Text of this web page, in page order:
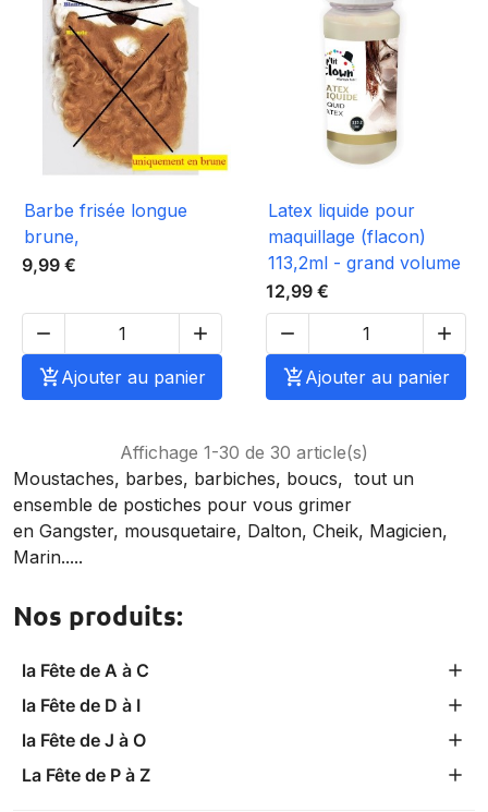
Nos produits:
la Fête de A à C
la Fête de D à I
la Fête de J à O
La Fête de P à Z
Barbe frisée longue
brune,
9,99 €


Ajouter au panier
Latex liquide pour
maquillage (flacon)
113,2ml - grand volume
12,99 €


Ajouter au panier
Affichage 1-30 de 30 article(s)
Moustaches, barbes, barbiches, boucs, tout un
ensemble de postiches pour vous grimer
en Gangster, mousquetaire, Dalton, Cheik, Magicien,
Marin.....